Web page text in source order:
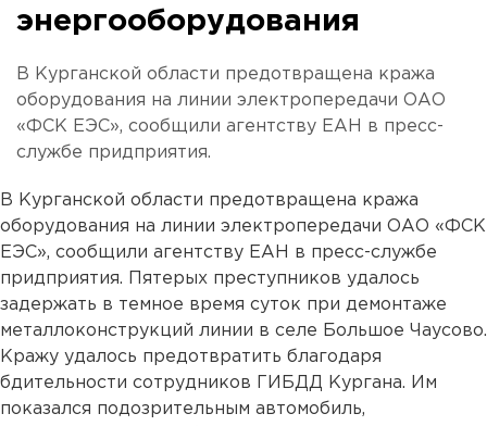
энергооборудования
В Курганской области предотвращена кража
оборудования на линии электропередачи ОАО
«ФСК ЕЭС», сообщили агентству ЕАН в пресс-
службе придприятия.
В Курганской области предотвращена кража
оборудования на линии электропередачи ОАО «ФСК
ЕЭС», сообщили агентству ЕАН в пресс-службе
придприятия. Пятерых преступников удалось
задержать в темное время суток при демонтаже
металлоконструкций линии в селе Большое Чаусово.
Кражу удалось предотвратить благодаря
бдительности сотрудников ГИБДД Кургана. Им
показался подозрительным автомобиль,